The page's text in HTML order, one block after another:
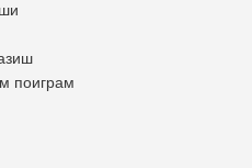
поиграм